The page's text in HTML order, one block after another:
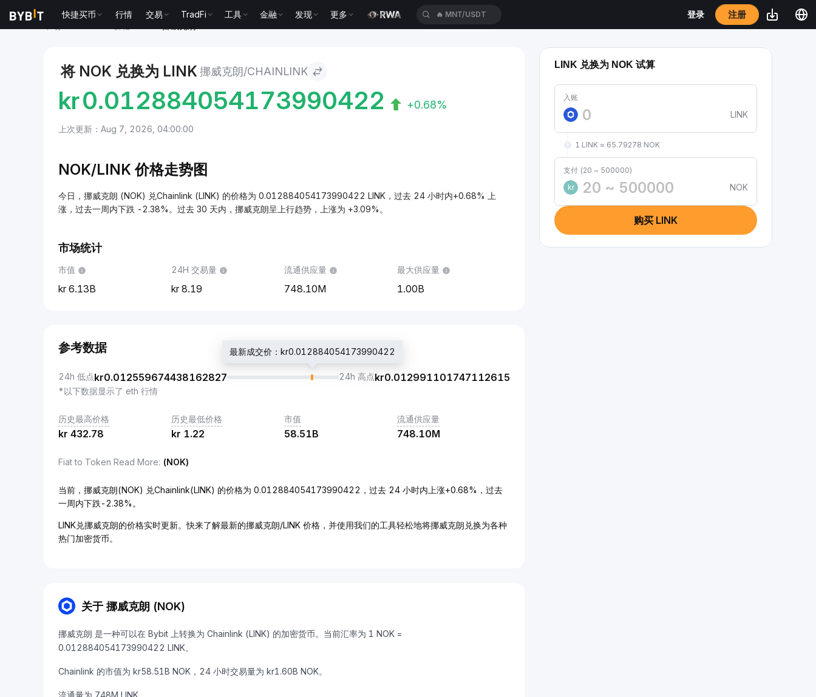
快捷买币 行情 交易 TradFi 工具 金融 发现 更多 登录 注册
将 NOK 兑换为 LINK挪威克朗/CHAINLINK
kr0.012884054173990422 +0.68%
上次更新：Aug 7, 2026, 04:00:00
NOK/LINK 价格走势图
今日，挪威克朗 (NOK) 兑Chainlink (LINK) 的价格为 0.012884054173990422 LINK，过去 24 小时内+0.68% 上
涨，过去一周内下跌 -2.38%。过去 30 天内，挪威克朗呈上行趋势，上涨为 +3.09%。
市场统计
市值
6.13B
24H 交易量
8.19
流通供应量
748.10M
最大供应量
1.00B
参考数据
24h 低点kr0.012559674438162827
最新成交价：kr0.012884054173990422
24h 高点kr0.012991101747112615
*以下数据显示了 eth 行情
历史最高价格
kr 432.78
历史最低价格
kr 1.22
市值
58.51B
流通供应量
748.10M
Fiat to Token Read More: (NOK)
当前，挪威克朗(NOK) 兑Chainlink(LINK) 的价格为 0.012884054173990422，过去 24 小时内上涨+0.68%，过去
一周内下跌-2.38%。
LINK兑挪威克朗的价格实时更新。快来了解最新的挪威克朗/LINK 价格，并使用我们的工具轻松地将挪威克朗兑换为各种
热门加密货币。
关于 挪威克朗 (NOK)
挪威克朗 是一种可以在 Bybit 上转换为 Chainlink (LINK) 的加密货币。当前汇率为 1 NOK =
0.012884054173990422 LINK。
Chainlink 的市值为 kr58.51B NOK，24 小时交易量为 kr1.60B NOK。
流通量为 748M LINK。
LINK 兑换为 NOK 试算
入账
LINK
1 LINK ≈ 65.79278 NOK
支付 (20 ~ 500000)
kr
NOK
购买 LINK